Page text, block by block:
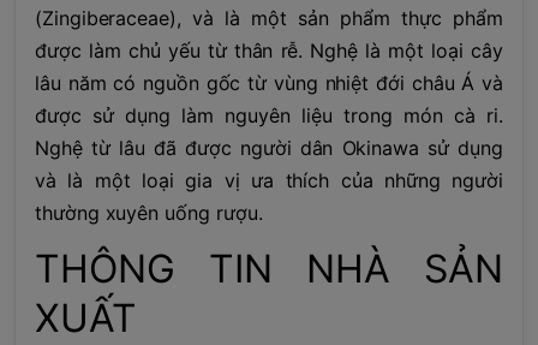
(Zingiberaceae), và là một sản phẩm thực phẩm
được làm chủ yếu từ thân rễ. Nghệ là một loại cây
lâu năm có nguồn gốc từ vùng nhiệt đới châu Á và
được sử dụng làm nguyên liệu trong món cà ri.
Nghệ từ lâu đã được người dân Okinawa sử dụng
và là một loại gia vị ưa thích của những người
thường xuyên uống rượu.
THÔNG TIN NHÀ SẢN
XUẤT